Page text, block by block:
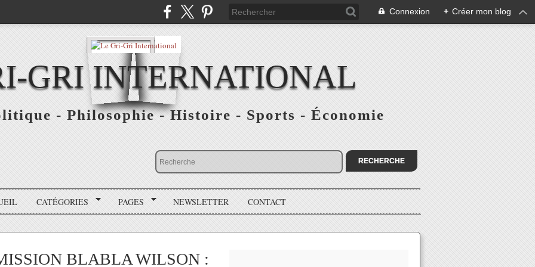
Connexion + Créer mon blog
GRI INTERNATIONAL
- Philosophie - Histoire - Sports - Économie
CATÉGORIES PAGES NEWSLETTER CONTACT
BLABLA WILSON :